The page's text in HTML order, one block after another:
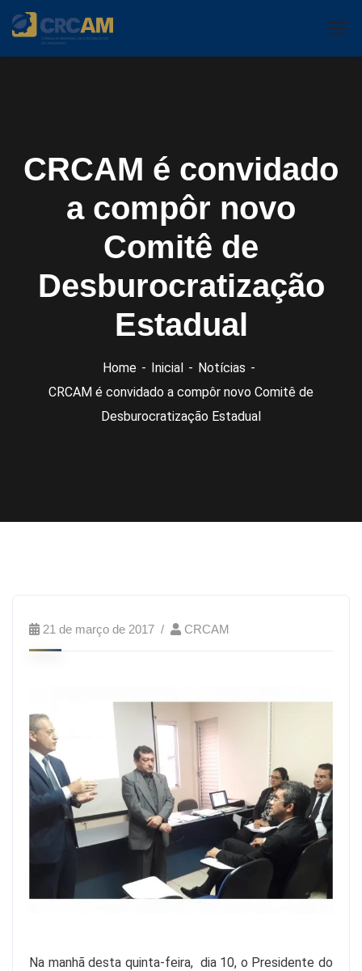
CRCAM é convidado
a compôr novo
Comitê de
Desburocratização
Estadual
Home Inicial
Notícias
CRCAM é convidado a compôr novo Comitê de
Desburocratização Estadual
21 de março de 2017 CRCAM
Na manhã desta quinta-feira, dia 10, o Presidente do